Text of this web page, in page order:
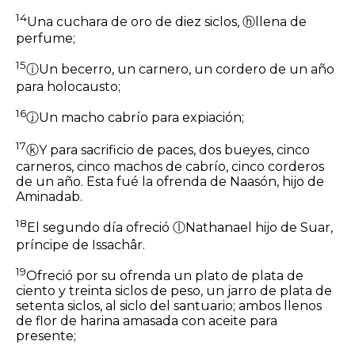
14Una cuchara de oro de diez siclos, ⓗ llena de
perfume;
15ⓘUn becerro, un carnero, un cordero de un año
para holocausto;
16ⓙUn macho cabrío para expiación;
17ⓚY para sacrificio de paces, dos bueyes, cinco
carneros, cinco machos de cabrío, cinco corderos
de un año. Esta fué la ofrenda de Naasón, hijo de
Aminadab.
18 El segundo día ofreció ⓛNathanael hijo de Suar,
príncipe de Issachâr.
19Ofreció por su ofrenda un plato de plata de
ciento y treinta siclos de peso, un jarro de plata de
setenta siclos, al siclo del santuario; ambos llenos
de flor de harina amasada con aceite para
presente;